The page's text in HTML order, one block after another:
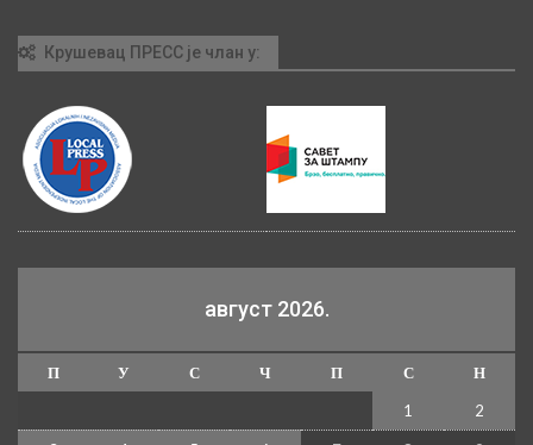
Крушевац ПРЕСС је члан у:
август 2026.
П У С Ч П С
Н
1
2